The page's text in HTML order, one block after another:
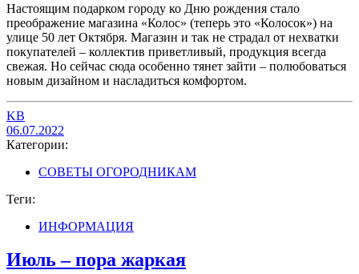
Настоящим подарком городу ко Дню рождения стало
преображение магазина «Колос» (теперь это «Колосок») на
улице 50 лет Октября. Магазин и так не страдал от нехватки
покупателей – коллектив приветливый, продукция всегда
свежая. Но сейчас сюда особенно тянет зайти – полюбоваться
новым дизайном и насладиться комфортом.
KB
06.07.2022
Категории:
СОВЕТЫ ОГОРОДНИКАМ
Теги:
ИНФОРМАЦИЯ
Июль – пора жаркая